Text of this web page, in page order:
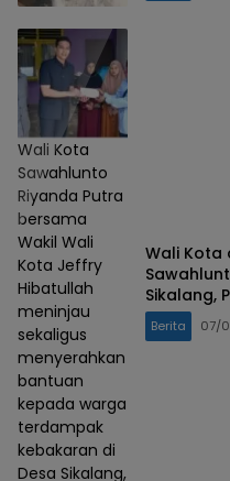
Wali Kota
Sawahlunto
Riyanda Putra
bersama
Wakil Wali
Kota Jeffry
Hibatullah
meninjau
sekaligus
menyerahkan
bantuan
kepada warga
terdampak
kebakaran di
Desa Sikalang,
Wali Kota
Sikalang,
Mitigasi
Berita 07/